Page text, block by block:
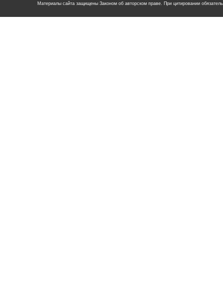
Материалы сайта защищены Законом об авторском праве. При цитировании